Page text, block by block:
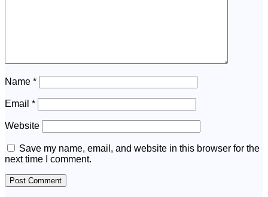
Name *
Email *
Website
Save my name, email, and website in this browser for the
next time I comment.